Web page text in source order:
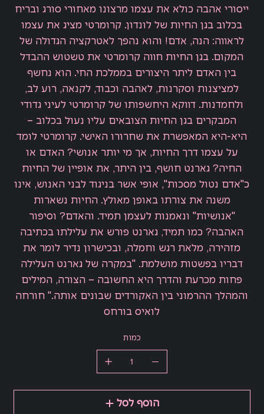
ייסורי אהבה כולא את עצמו מרצונו מאחורי סורג ובריח
בכלוב בגן החיות של לונדון. קרומרטי מציג את עצמו
לראווה: הנה, אדם! והוא נהפך לאטרקציה הגדולה של
המקום. בגן החיות חווה קרומרטי את טשטוש ההבדל
בין האדם ליתר היצורים בממלכת החי. הוא נחשף
למציצנות וסקרנות, לאהבה וכבוד, לקנאה, רוע לב,
ולחמדנות. דווקא היחשפותו של קרומרטי לעיני גדודי
המבקרים בגן החיות הצובאים עליו נעול בכלוב –
היא-היא המאפשרת את שחרורו האישי. קרומרטי לומד
על עצמו דרך החיות, אך מי יותר אנושי? האדם או
החיה? גארנט חושף, בין היתר, את אופיין של החיות
כ"אדם נטול מסכות", אופי אשר בניגוד לבני האנוש, אינו
משנה את צורתו באופן מאולץ. החיות נשארות
"אנושיות" ונאמנות לעצמן תמיד. והאדם? וסיפור
האהבה? כמו תמיד, גארנט פורש את עלילתו בכתיבה
מזהירה, מלאת רגש וחמלה, ובכישרון נדיר לומר את
דבריו בפשטות מושלמת. "במקרה של גארנט העלילה
פחות מכרעת והדרך היא החשובה – הצורה, המילים
והמהלך ההרמוני בין האקורדים שבונים אותה." חורחה
לואיס בורחס
כמות
הוסף לסל